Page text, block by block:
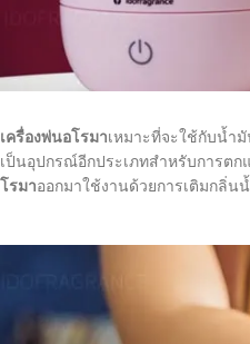
เครื่องพ่นอโรมาเหมาะที่จะใช้กับน้ำ
เป็นอุปกรณ์อีกประเภทสำหรับการต
โรมาออกมาใช้งานด้วยการเติมกลิ่น